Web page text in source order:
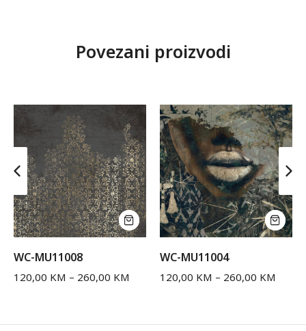
Povezani proizvodi
WC-MU11008
120,00 KM – 260,00 KM
WC-MU11004
120,00 KM – 260,00 KM